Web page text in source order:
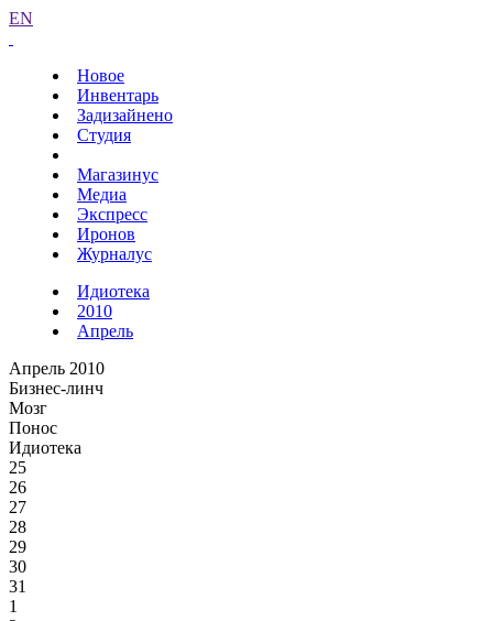
EN
Новое
Инвентарь
Задизайнено
Студия
Магазинус
Медиа
Экспресс
Иронов
Журналус
Идиотека
2010
Апрель
Апрель 2010
Бизнес-линч
Мозг
Понос
Идиотека
25
26
27
28
29
30
31
1